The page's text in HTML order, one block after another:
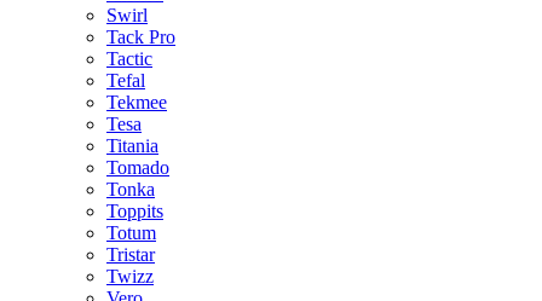
Swirl
Tack Pro
Tactic
Tefal
Tekmee
Tesa
Titania
Tomado
Tonka
Toppits
Totum
Tristar
Twizz